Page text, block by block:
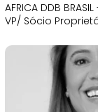
AFRICA DDB
VP/ Sócio